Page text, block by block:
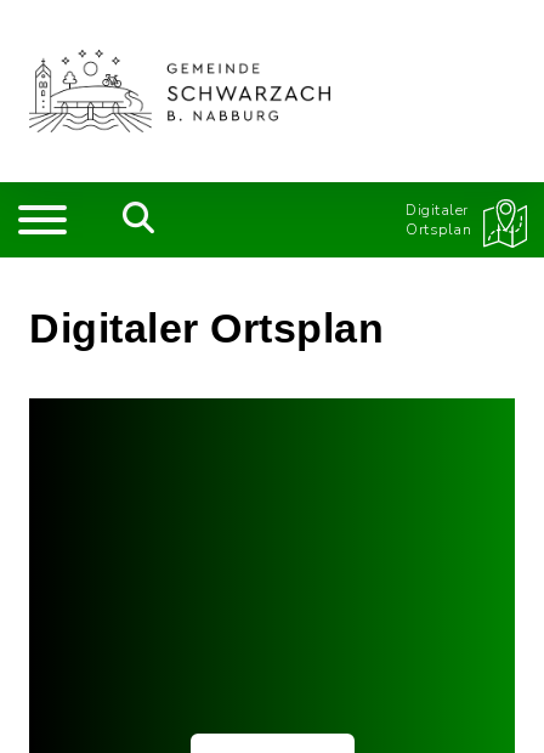
Digitaler
Ortsplan
Digitaler Ortsplan